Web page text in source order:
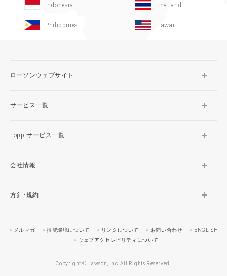
Indonesia Thailand
Philippines Hawaii
ローソンウェブサイト
サービス一覧
Loppiサービス一覧
会社情報
方針･規約
メルマガ 推奨環境について リンクについて お問い合わせ
ENGLISH
ウェブアクセシビリティについて
Copyright © Lawson, Inc. All Rights Reserved.